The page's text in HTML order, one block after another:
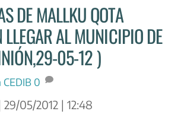
DE MALLKU QOTA
LLEGAR AL MUNICIPIO DE
05-12 )
0
05/2012 | 12:48